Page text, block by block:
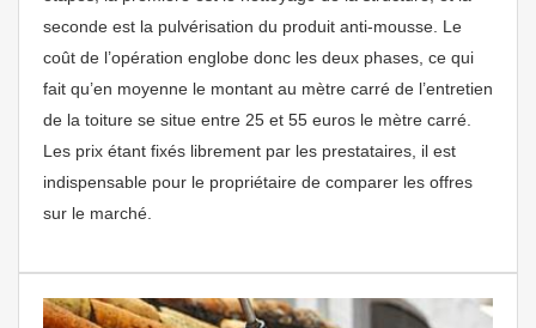
seconde est la pulvérisation du produit anti-mousse. Le
coût de l’opération englobe donc les deux phases, ce qui
fait qu’en moyenne le montant au mètre carré de l’entretien
de la toiture se situe entre 25 et 55 euros le mètre carré.
Les prix étant fixés librement par les prestataires, il est
indispensable pour le propriétaire de comparer les offres
sur le marché.